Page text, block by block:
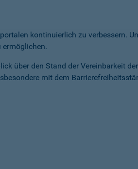
kontinuierlich zu verbessern.
ermöglichen.
über den Stand der Vereinbarkeit
mit dem